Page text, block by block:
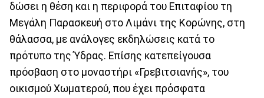
δώσει η θέση και η περιφορά του Επιταφίου τη
Μεγάλη Παρασκευή στο Λιμάνι της Κορώνης, στη
θάλασσα, με ανάλογες εκδηλώσεις κατά το
πρότυπο της Ύδρας. Επίσης κατεπείγουσα
πρόσβαση στο μοναστήρι «Γρεβιτσιανής», του
οικισμού Χωματερού, που έχει πρόσφατα